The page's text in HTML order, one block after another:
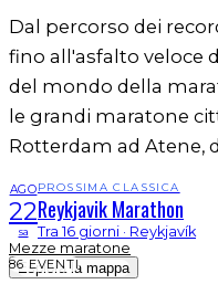
Dal percorso dei
fino all'asfalto veloce
del mondo della
le grandi maratone
Rotterdam ad Atene,
AGO
22
sa
PROSSIMA CLASSICA
Reykjavik Marathon
Tra 16 giorni · Reykjavík
Mezze maratone
86 EVENTI
Esplora la mappa